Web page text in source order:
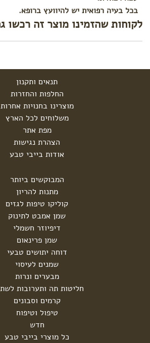
בכל בעיה רפואית יש להיוועץ ברופא.
לקוחות שהזמינו מוצר זה רכשו
תנאים ותקנון
החלפות והחזרות
מוצרינו בחנויות אחרות
משלוחים לכל הארץ
מפת אתר
הצהרת נגישות
אודות בייבי טבע
המבוקשים ביותר
מתנות להריון
קוליקו טיפות לגזים
שמן אמבט לתינוק
דיפיוזר חשמלי
שמן פרינאום
דוחה יתושים טבעי
שמנים לעיסוי
מבערים ונרות
חליטות תה ותערובות
קרמים וסבונים
טיפול וטיפוח
חדש
כל מוצרי בייבי טבע